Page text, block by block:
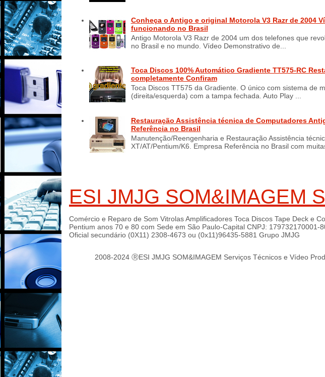
Conheça o Antigo e original Motorola V3 Razr de 2004
funcionando no Brasil
Antigo Motorola V3 Razr de 2004 um dos telefones que
no Brasil e no mundo. Vídeo Demonstrativo de...
Toca Discos 100% Automático Gradiente TT575-RC
completamente Confiram
Toca Discos TT575 da Gradiente. O único com sistema de
(direita/esquerda) com a tampa fechada. Auto Play ...
Restauração Assistência técnica de Computadores
Referência no Brasil
Manutenção/Reengenharia e Restauração Assistência
XT/AT/Pentium/K6. Empresa Referência no Brasil com
ESI JMJG SOM&IMAGEM
Comércio e Reparo de Som Vitrolas Amplificadores Toca Discos Tape Deck e
Pentium anos 70 e 80 com Sede em São Paulo-Capital CNPJ: 179732170001-
Oficial secundário (0X11) 2308-4673 ou (0x11)96435-5881 Grupo JMJG
2008-2024 ⓇESI JMJG SOM&IMAGEM Serviços Técnicos e Vídeo